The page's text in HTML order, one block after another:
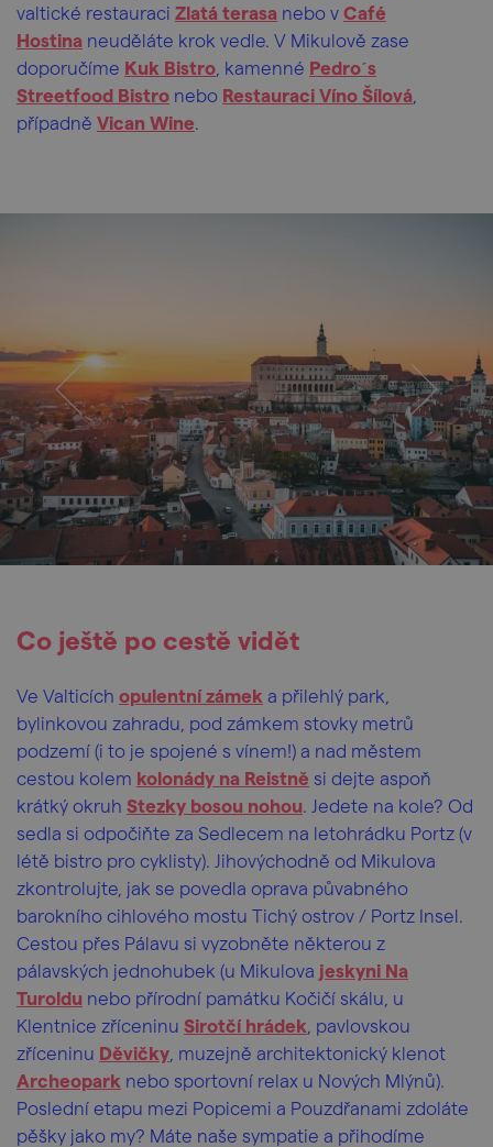
valtické restauraci Zlatá terasa nebo v Café
Hostina neuděláte krok vedle. V Mikulově zase
doporučíme Kuk Bistro , kamenné Pedro´s
Streetfood Bistro nebo Restauraci Víno Šílová
případně Vican Wine.
Co ještě po cestě vidět
Ve Valticích opulentní zámek a přilehlý park,
bylinkovou zahradu, pod zámkem stovky metrů
podzemí (i to je spojené s vínem!) a nad městem
cestou kolem kolonády na Reistně si dejte aspoň
krátký okruh Stezky bosou nohou. Jedete na kole? Od
sedla si odpočiňte za Sedlecem na letohrádku Portz (v
létě bistro pro cyklisty). Jihovýchodně od Mikulova
zkontrolujte, jak se povedla oprava půvabného
barokního cihlového mostu Tichý ostrov / Portz Insel.
Cestou přes Pálavu si vyzobněte některou z
pálavských jednohubek (u Mikulova jeskyni Na
Turoldu nebo přírodní památku Kočičí skálu, u
Klentnice zříceninu Sirotčí hrádek , pavlovskou
zříceninu Děvičky , muzejně architektonický klenot
Archeopark nebo sportovní relax u Nových Mlýnů).
Poslední etapu mezi Popicemi a Pouzdřanami zdoláte
pěšky jako my? Máte naše sympatie a přihodíme